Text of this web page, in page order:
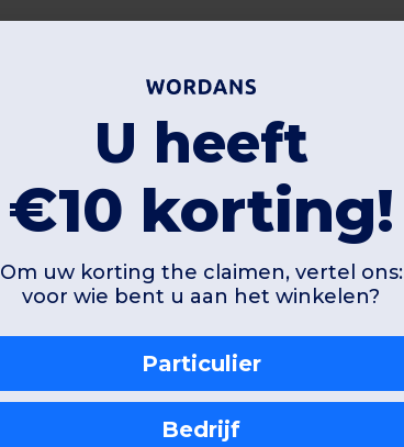
U heeft
€10 korting!
Om uw korting the claimen, vertel ons:
voor wie bent u aan het winkelen?
Particulier
Bedrijf